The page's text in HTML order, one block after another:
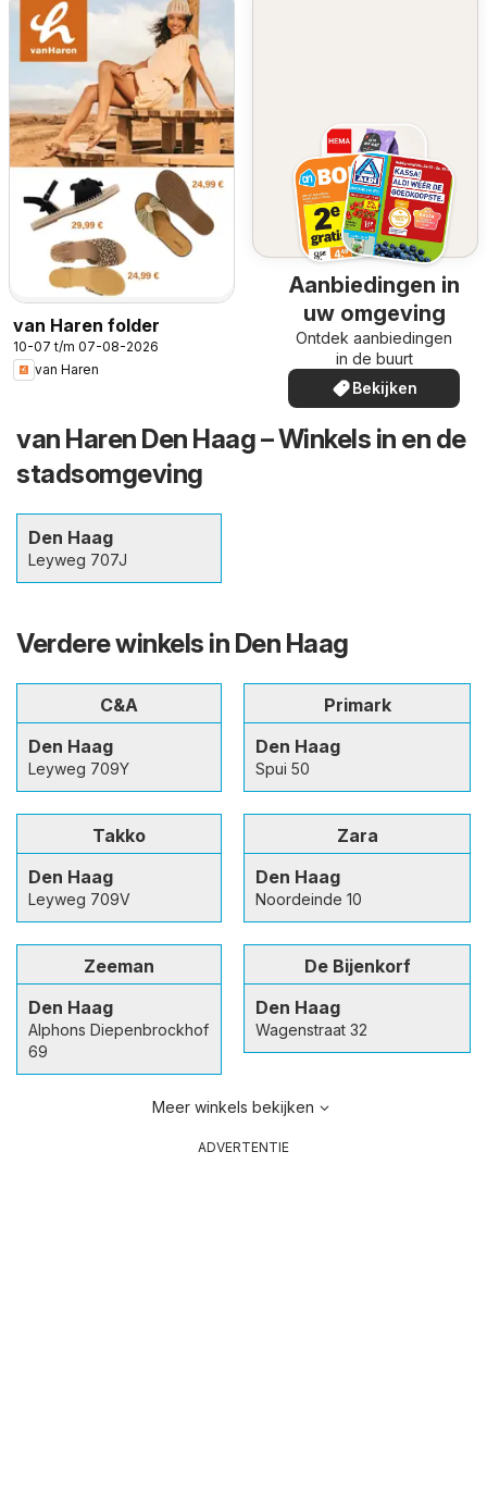
van Haren folder
10-07 t/m 07-08-2026
van Haren
Aanbiedingen in
uw omgeving
Ontdek aanbiedingen
in de buurt
Bekijken
van Haren Den Haag – Winkels in en de
stadsomgeving
Den Haag
Leyweg 707J
Verdere winkels in Den Haag
C&A
Den Haag
Leyweg 709Y
Primark
Den Haag
Spui 50
Takko
Den Haag
Leyweg 709V
Zara
Den Haag
Noordeinde 10
Zeeman
Den Haag
Alphons Diepenbrockhof
69
De Bijenkorf
Den Haag
Wagenstraat 32
Meer winkels bekijken
ADVERTENTIE